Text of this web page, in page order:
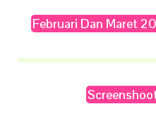
Februari Dan Maret